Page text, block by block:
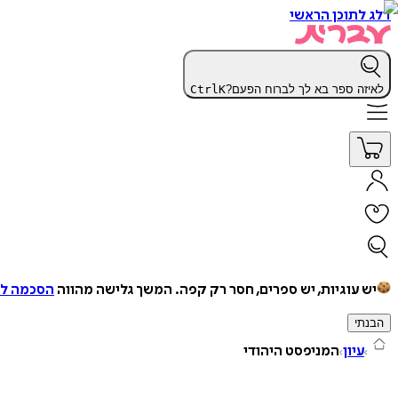
דלג לתוכן הראשי
לאיזה ספר בא לך לברוח הפעם? CtrlK
יש עוגיות, יש ספרים, חסר רק קפה. המשך גלישה מהווה הסכמה
הבנתי
עיון המניפסט היהודי